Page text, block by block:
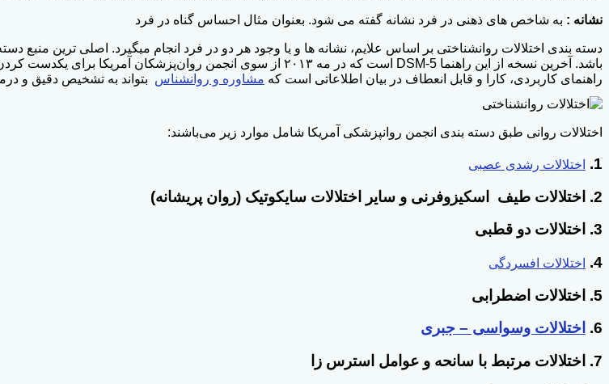
نشانه : به شاخص های ذهنی در فرد نشانه گفته می شود. بعنوان مثال احساس گناه در فرد
دسته بندی اختلالات روانشناختی بر اساس علایم، نشانه ها و یا وجود هر دو در فرد انجام میگیرد. اصلی ترین منبع
راهنمای کاربردی، کارا و قابل انعطاف در بیان اطلاعاتی است که مشاوره و روانشناس بتواند به تشخیص دقیق و
اختلالات روانی طبق دسته بندی انجمن روانپزشکی آمریکا شامل موارد زیر می‌باشند:
1. اختلالات رشدی عصبی
2. اختلالات طیف اسکیزوفرنی و سایر اختلالات سایکوتیک (روان پریشانه)
3. اختلالات دو قطبی
4.
اختلالات افسردگی
5. اختلالات اضطرابی
6.
اختلالات وسواسی – جبری
7. اختلالات مرتبط با سانحه و عوامل استرس زا